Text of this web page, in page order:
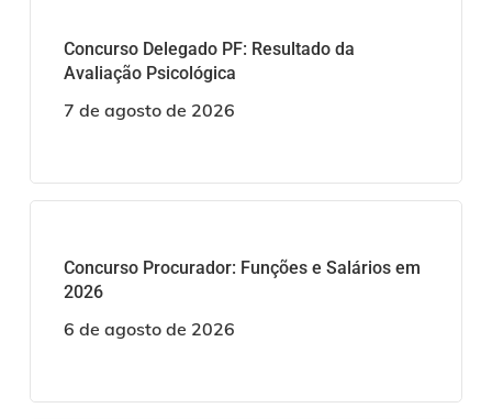
Concurso Delegado PF: Resultado da
Avaliação Psicológica
7 de agosto de 2026
Concurso Procurador: Funções e Salários em
2026
6 de agosto de 2026